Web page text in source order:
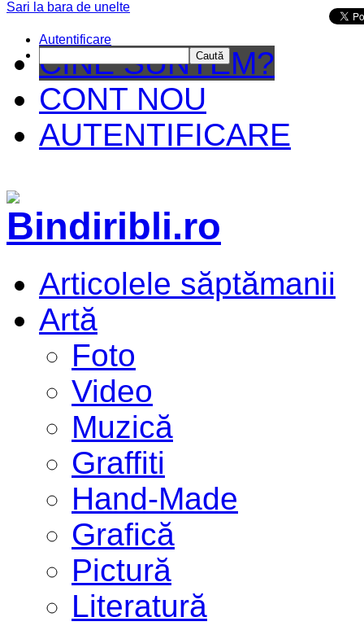
CINE SUNTEM?
CONT NOU
AUTENTIFICARE
Articolele săptămanii
Artă
Foto
Video
Muzică
Graffiti
Hand-Made
Grafică
Pictură
Literatură
Sari la bara de unelte
Autentificare
Caută